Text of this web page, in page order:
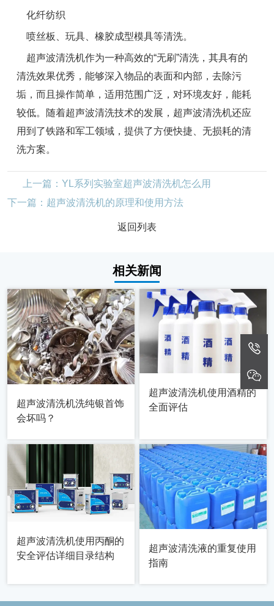
化纤纺织
喷丝板、玩具、橡胶成型模具等清洗。
超声波清洗机作为一种高效的“无刷”清洗，其具有的
清洗效果优秀，能够深入物品的表面和内部，去除污
垢，而且操作简单，适用范围广泛，对环境友好，能耗
较低。随着超声波清洗技术的发展，超声波清洗机还应
用到了铁路和军工领域，提供了方便快捷、无损耗的清
洗方案。
上一篇：YL系列实验室超声波清洗机怎么用
返回列表
下一篇：超声波清洗机的原理和使用方法
相关新闻
超声波清洗机洗纯银首饰
会坏吗？
超声波清洗机使用酒精的
全面评估
超声波清洗机使用丙酮的
安全评估详细目录结构
超声波清洗液的重复使用
指南